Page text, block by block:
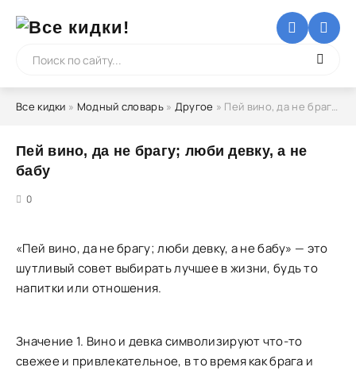
Все кидки » Модный словарь» Другое » Пей вино, да не брагу; люби девку, а не бабу
Пей вино, да не брагу; люби девку, а не
бабу
0
«Пей вино, да не брагу; люби девку, а не бабу» — это
шутливый совет выбирать лучшее в жизни, будь то
напитки или отношения.
Значение 1. Вино и девка символизируют что-то
свежее и привлекательное, в то время как брага и